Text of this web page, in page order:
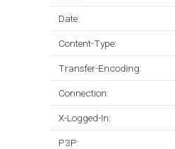
Date:
Content-Type:
Transfer-Encoding:
Connection:
X-Logged-In:
P3P: